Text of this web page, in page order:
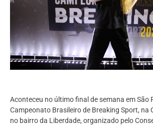
Aconteceu no último final de semana em São
Campeonato Brasileiro de Breaking Sport, na
no bairro da Liberdade, organizado pelo